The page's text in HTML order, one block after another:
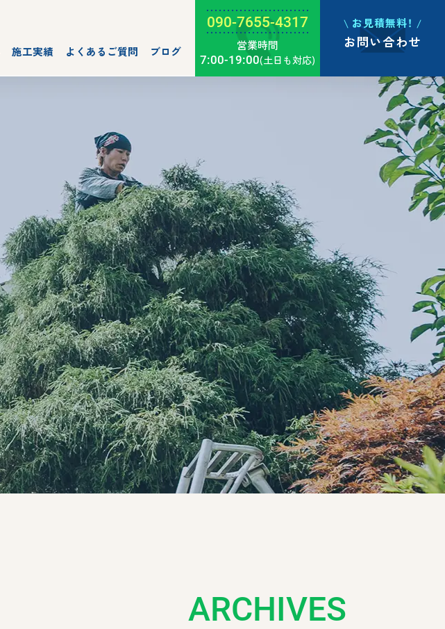
施工実績 よくあるご質問 ブログ
090-7655-4317
営業時間
7:00-19:00(土日も対応)
お見積無料！
お問い合わせ
ARCHIVES